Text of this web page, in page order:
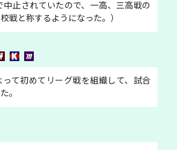
止されていたので、一高、三高戦の
戦と称するようになった。）
て初めてリーグ戦を組織して、試合
。